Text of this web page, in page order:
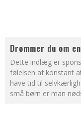
Drømmer du om
Dette indlæg er
følelsen af konstant
have tid til
små børn er man